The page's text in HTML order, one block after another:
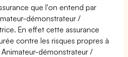
que l'on entend par
démonstrateur /
En effet cette assurance
contre les risques propres à
démonstrateur /